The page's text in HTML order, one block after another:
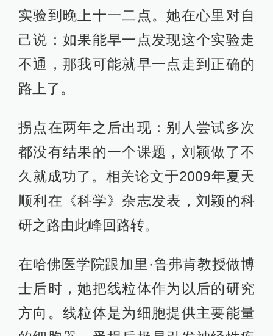
实验到晚上十一二点。她在心里对自
己说：如果能早一点发现这个实验走
不通，那我可能就早一点走到正确的
路上了。
拐点在两年之后出现：别人尝试多次
都没有结果的一个课题，刘颖做了不
久就成功了。相关论文于2009年夏天
顺利在《科学》杂志发表，刘颖的科
研之路由此峰回路转。
在哈佛医学院跟加里·鲁弗肯教授做博
士后时，她把线粒体作为以后的研究
方向。线粒体是为细胞提供主要能量